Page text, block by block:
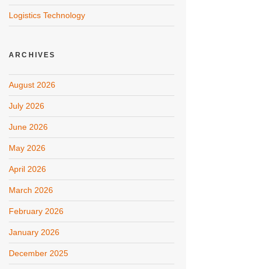
Logistics Technology
ARCHIVES
August 2026
July 2026
June 2026
May 2026
April 2026
March 2026
February 2026
January 2026
December 2025